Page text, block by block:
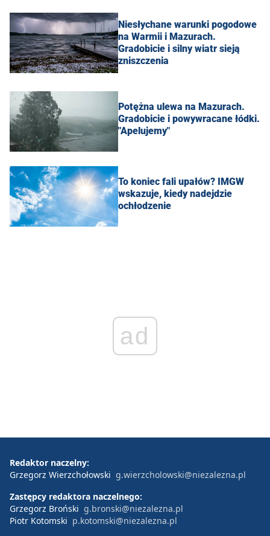
Niesłychane warunki pogodowe
na Warmii i Mazurach.
Gradobicie i silny wiatr sieją
zniszczenia
Potężna ulewa na Mazurach.
Gradobicie i powywracane łódki.
"Apelujemy"
To koniec fali upałów? IMGW
wskazuje, kiedy nadejdzie
ochłodzenie
ad
Redaktor naczelny:
Grzegorz Wierzchołowski g.wierzcholowski@niezalezna.pl
Zastępcy redaktora naczelnego:
Grzegorz Broński g.bronski@niezalezna.pl
Piotr Kotomski p.kotomski@niezalezna.pl